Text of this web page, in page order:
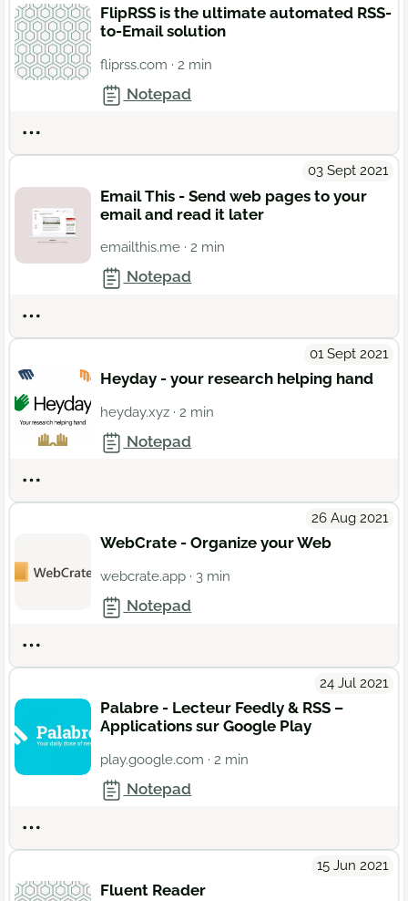
FlipRSS is the ultimate automated RSS-
to-Email solution
fliprss.com · 2 min
Notepad
03 Sept 2021
Email This - Send web pages to your
email and read it later
emailthis.me · 2 min
Notepad
01 Sept 2021
Heyday - your research helping hand
heyday.xyz · 2 min
Notepad
26 Aug 2021
WebCrate - Organize your Web
webcrate.app · 3 min
Notepad
24 Jul 2021
Palabre - Lecteur Feedly & RSS –
Applications sur Google Play
play.google.com · 2 min
Notepad
15 Jun 2021
Fluent Reader